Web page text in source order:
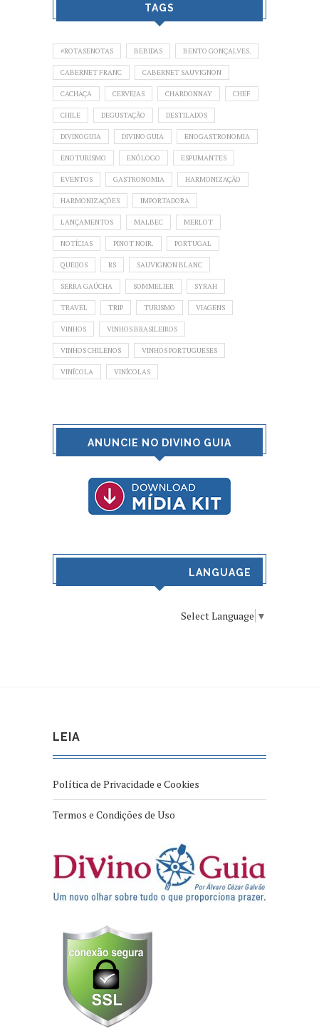
TAGS
#ROTASENOTAS BEBIDAS BENTO GONÇALVES.
CABERNET FRANC CABERNET SAUVIGNON
CACHAÇA CERVEJAS CHARDONNAY CHEF
CHILE DEGUSTAÇÃO DESTILADOS
DIVINOGUIA DIVINO GUIA ENOGASTRONOMIA
ENOTURISMO ENÓLOGO ESPUMANTES
EVENTOS GASTRONOMIA HARMONIZAÇÃO
HARMONIZAÇÕES IMPORTADORA
LANÇAMENTOS MALBEC MERLOT
NOTÍCIAS PINOT NOIR. PORTUGAL
QUEIJOS RS SAUVIGNON BLANC
SERRA GAÚCHA SOMMELIER SYRAH
TRAVEL TRIP TURISMO VIAGENS
VINHOS VINHOS BRASILEIROS
VINHOS CHILENOS VINHOS PORTUGUESES
VINÍCOLA VINÍCOLAS
ANUNCIE NO DIVINO GUIA
LANGUAGE
Select Language ▼
LEIA
Política de Privacidade e Cookies
Termos e Condições de Uso